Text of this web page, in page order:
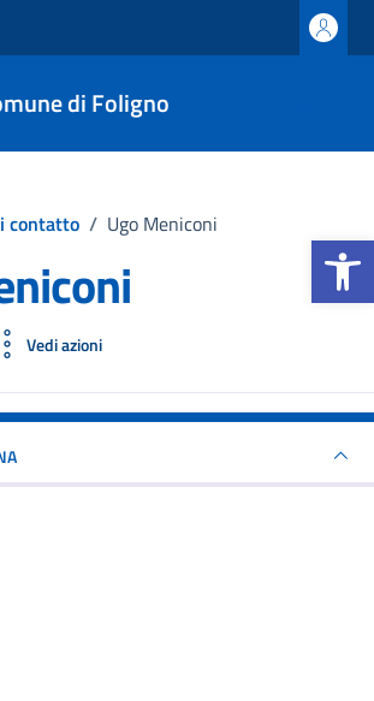
Apri la
di Foligno
contatto / Ugo Meniconi
Vedi azioni